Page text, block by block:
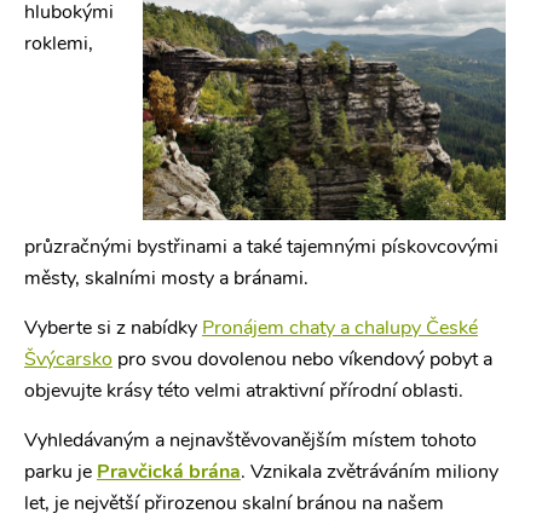
hlubokými
roklemi,
průzračnými bystřinami a také tajemnými pískovcovými
městy, skalními mosty a bránami.
Vyberte si z nabídky Pronájem chaty a chalupy České
Švýcarsko pro svou dovolenou nebo víkendový pobyt a
objevujte krásy této velmi atraktivní přírodní oblasti.
Vyhledávaným a nejnavštěvovanějším místem tohoto
parku je Pravčická brána. Vznikala zvětráváním miliony
let, je největší přirozenou skalní bránou na našem